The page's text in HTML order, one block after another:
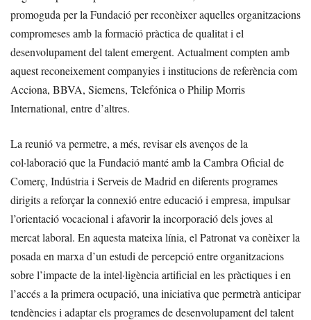
promoguda per la Fundació per reconèixer aquelles organitzacions
compromeses amb la formació pràctica de qualitat i el
desenvolupament del talent emergent. Actualment compten amb
aquest reconeixement companyies i institucions de referència com
Acciona, BBVA, Siemens, Telefónica o Philip Morris
International, entre d’altres.
La reunió va permetre, a més, revisar els avenços de la
col·laboració que la Fundació manté amb la Cambra Oficial de
Comerç, Indústria i Serveis de Madrid en diferents programes
dirigits a reforçar la connexió entre educació i empresa, impulsar
l’orientació vocacional i afavorir la incorporació dels joves al
mercat laboral. En aquesta mateixa línia, el Patronat va conèixer la
posada en marxa d’un estudi de percepció entre organitzacions
sobre l’impacte de la intel·ligència artificial en les pràctiques i en
l’accés a la primera ocupació, una iniciativa que permetrà anticipar
tendències i adaptar els programes de desenvolupament del talent